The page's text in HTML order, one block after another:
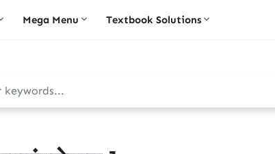
Mega Menu Textbook Solutions